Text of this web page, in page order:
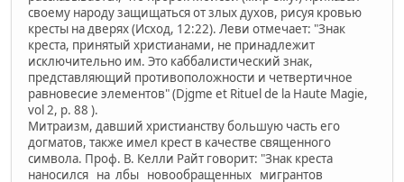
своему народу защищаться от злых духов, рисуя кровью
кресты на дверях (Исход, 12:22). Леви отмечает: "Знак
креста, принятый христианами, не принадлежит
исключительно им. Это каббалистический знак,
представляющий противоположности и четвертичное
равновесие элементов" (Djgme et Rituel de la Haute Magie,
vol 2, p. 88 ).
Митраизм, давший христианству большую часть его
догматов, также имел крест в качестве священного
символа. Проф. В. Келли Райт говорит: "Знак креста
наносился на лбы новообращенных мигрантов